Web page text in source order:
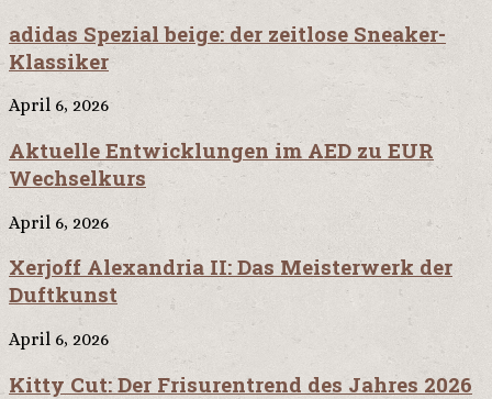
adidas Spezial beige: der zeitlose Sneaker-
Klassiker
April 6, 2026
Aktuelle Entwicklungen im AED zu EUR
Wechselkurs
April 6, 2026
Xerjoff Alexandria II: Das Meisterwerk der
Duftkunst
April 6, 2026
Kitty Cut: Der Frisurentrend des Jahres 2026